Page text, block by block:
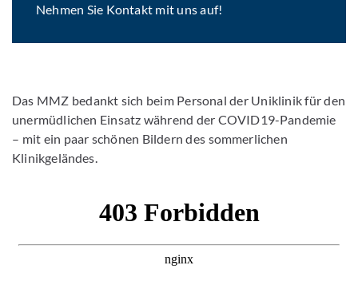
Nehmen Sie Kontakt mit uns auf!
Das MMZ bedankt sich beim Personal der Uniklinik für den
unermüdlichen Einsatz während der COVID19-Pandemie
– mit ein paar schönen Bildern des sommerlichen
Klinikgeländes.